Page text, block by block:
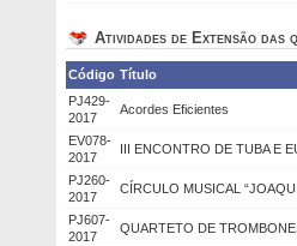
Atividades de Extensão das
Código Título
PJ429-
2017
Acordes Eficientes
EV078-
2017
III ENCONTRO DE TUBA E
PJ260-
2017
CÍRCULO MUSICAL
PJ607-
2017
QUARTETO DE